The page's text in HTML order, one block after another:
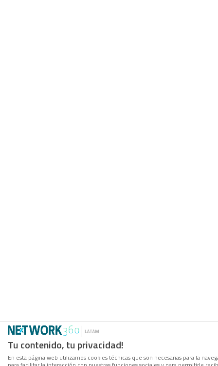
Tu contenido, tu privacidad!
En esta página web utilizamos cookies técnicas que son necesarias para la